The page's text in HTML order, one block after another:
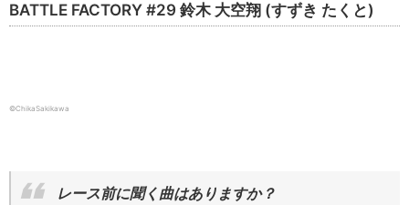
BATTLE FACTORY #29 鈴木 大空翔 (すずき たくと)
©ChikaSakikawa
レース前に聞く曲はありますか？